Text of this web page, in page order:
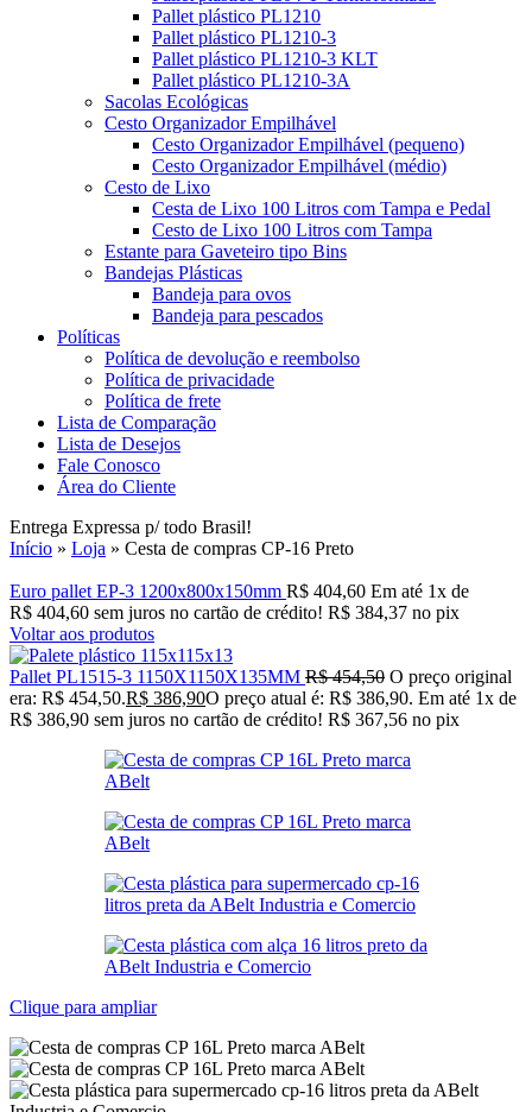
Pallet plástico PL1210
Pallet plástico PL1210-3
Pallet plástico PL1210-3 KLT
Pallet plástico PL1210-3A
Sacolas Ecológicas
Cesto Organizador Empilhável
Cesto Organizador Empilhável (pequeno)
Cesto Organizador Empilhável (médio)
Cesto de Lixo
Cesta de Lixo 100 Litros com Tampa e Pedal
Cesto de Lixo 100 Litros com Tampa
Estante para Gaveteiro tipo Bins
Bandejas Plásticas
Bandeja para ovos
Bandeja para pescados
Políticas
Política de devolução e reembolso
Política de privacidade
Política de frete
Lista de Comparação
Lista de Desejos
Fale Conosco
Área do Cliente
Entrega Expressa p/ todo Brasil!
Início » Loja » Cesta de compras CP-16 Preto
Euro pallet EP-3 1200x800x150mm R$ 404,60 Em até 1x de
R$ 404,60 sem juros no cartão de crédito! R$ 384,37 no pix
Voltar aos produtos
Pallet PL1515-3 1150X1150X135MM R$454,50 O preço original
era: R$ 454,50.R$ 386,90O preço atual é: R$ 386,90. Em até 1x de
R$ 386,90 sem juros no cartão de crédito! R$ 367,56 no pix
Clique para ampliar